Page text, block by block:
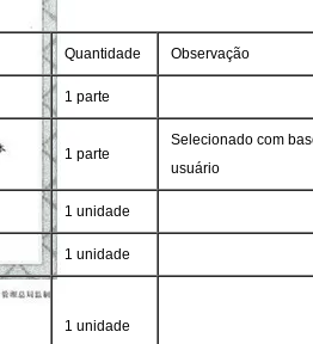
Quantidade Observação
1 parte
1 parte
Selecionado com
usuário
1 unidade
1 unidade
1 unidade